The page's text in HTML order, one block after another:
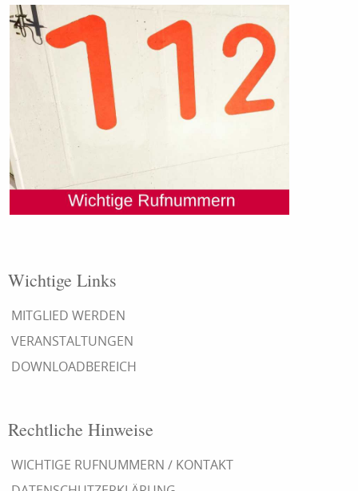
Wichtige Links
MITGLIED WERDEN
VERANSTALTUNGEN
DOWNLOADBEREICH
Rechtliche Hinweise
WICHTIGE RUFNUMMERN / KONTAKT